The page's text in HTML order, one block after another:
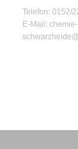
Telefon: 0152/
E-Mail: chemie-